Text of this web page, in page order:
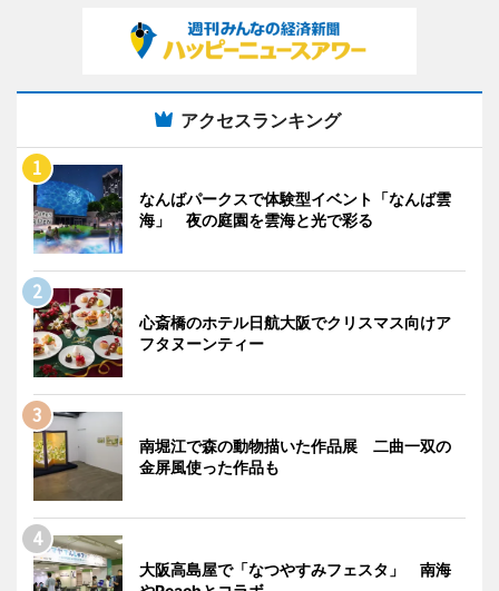
アクセスランキング
なんばパークスで体験型イベント「なんば雲
海」 夜の庭園を雲海と光で彩る
心斎橋のホテル日航大阪でクリスマス向けア
フタヌーンティー
南堀江で森の動物描いた作品展 二曲一双の
金屏風使った作品も
大阪高島屋で「なつやすみフェスタ」 南海